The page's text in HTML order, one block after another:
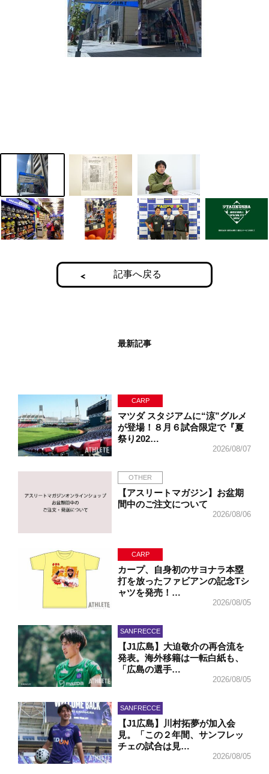
記事へ戻る
最新記事
CARP
マツダ スタジアムに“涼”グルメ
が登場！８月６試合限定で『夏
祭り202…
2026/08/07
OTHER
【アスリートマガジン】お盆期
間中のご注文について
2026/08/06
CARP
カープ、自身初のサヨナラ本塁
打を放ったファビアンの記念Tシ
ャツを発売！…
2026/08/05
SANFRECCE
【J1広島】大迫敬介の再合流を
発表。海外移籍は一転白紙も、
「広島の選手…
2026/08/05
SANFRECCE
【J1広島】川村拓夢が加入会
見。「この２年間、サンフレッ
チェの試合は見…
2026/08/05